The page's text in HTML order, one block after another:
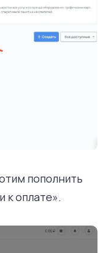
пополнить
к оплате».